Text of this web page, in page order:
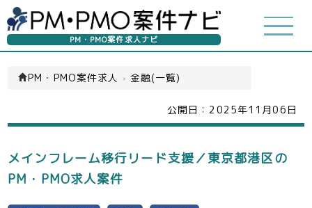
PM・PMO案件求人ナビ
PM・PMO案件求人 › 金融(一覧)
公開日： 2025年11月06日
メインフレーム移行リード支援／東京都港区の
PM・PMO求人案件